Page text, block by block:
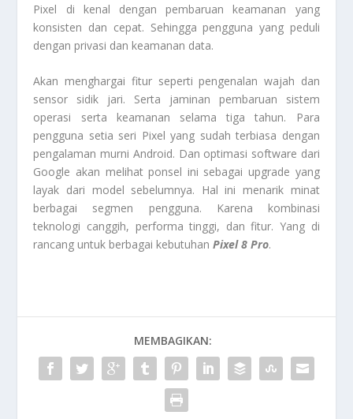
Pixel di kenal dengan pembaruan keamanan yang
konsisten dan cepat. Sehingga pengguna yang peduli
dengan privasi dan keamanan data.
Akan menghargai fitur seperti pengenalan wajah dan
sensor sidik jari. Serta jaminan pembaruan sistem
operasi serta keamanan selama tiga tahun. Para
pengguna setia seri Pixel yang sudah terbiasa dengan
pengalaman murni Android. Dan optimasi software dari
Google akan melihat ponsel ini sebagai upgrade yang
layak dari model sebelumnya. Hal ini menarik minat
berbagai segmen pengguna. Karena kombinasi
teknologi canggih, performa tinggi, dan fitur. Yang di
rancang untuk berbagai kebutuhanPixel 8 Pro.
MEMBAGIKAN: